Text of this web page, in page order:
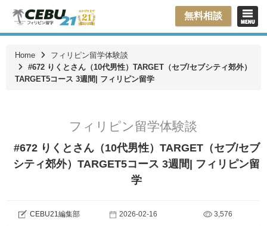
無料相談
Home
フィリピン留学体験談
#672 りくとさん（10代男性）TARGET（セブ/セブシティ郊外）
TARGET5コース 3週間| フィリピン留学
フィリピン留学体験談
#672 りくとさん（10代男性）TARGET（セブ/セブ
シティ郊外）TARGET5コース 3週間| フィリピン留
学
CEBU21編集部 2026-02-16 3,576